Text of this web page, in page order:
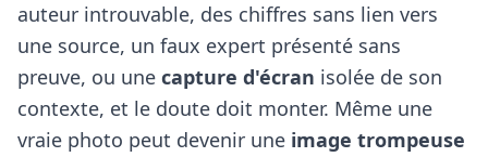
auteur introuvable, des chiffres sans lien vers
une source, un faux expert présenté sans
preuve, ou une capture d'écran isolée de son
contexte, et le doute doit monter. Même une
vraie photo peut devenir une image trompeuse